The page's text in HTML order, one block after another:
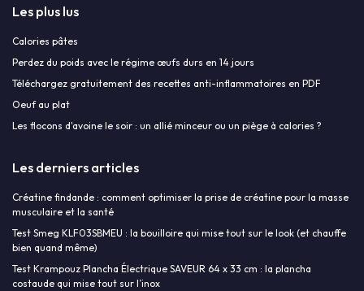
Les plus lus
Calories pâtes
Perdez du poids avec le régime œufs durs en 14 jours
Téléchargez gratuitement des recettes anti-inflammatoires en PDF
Oeuf au plat
Les flocons d'avoine le soir : un allié minceur ou un piège à calories ?
Les derniers articles
Créatine findande : comment optimiser la prise de créatine pour la masse
musculaire et la santé
Test Smeg KLF03SBMEU : la bouilloire qui mise tout sur le look (et chauffe
bien quand même)
Test Krampouz Plancha Électrique SAVEUR 64 x 33 cm : la plancha
costaude qui mise tout sur l’inox